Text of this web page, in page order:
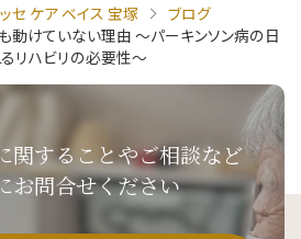
セ ケア ベイス 宝塚
ブログ
も動けていない理由 ～パーキンソン病の日
リハビリの必要性～
関することやご相談など
お問合せください